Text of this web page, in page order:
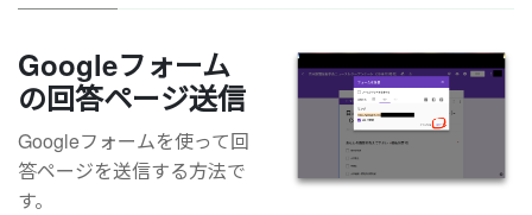
Googleフォーム
の回答ページ送信
Googleフォームを使って回
答ページを送信する方法で
す。